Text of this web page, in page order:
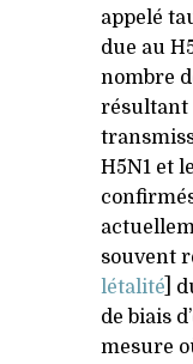
appelé
due au
nombre
résultant
H5N1 et
souvent
létalité ]
de biais
mesure